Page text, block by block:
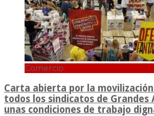
Comercio
Carta abierta por la
todos los sindicatos de Grandes
unas condiciones de trabajo